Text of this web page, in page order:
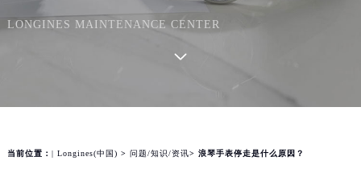
LONGINES MAINTENANCE CENTER
当前位置： | Longines(中国) > 问题/知识/资讯> 浪琴手表停走是什么原因？